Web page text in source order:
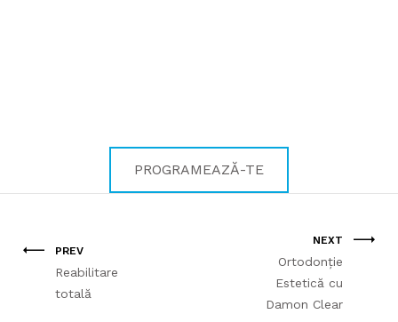
PROGRAMEAZĂ-TE
PREV
Reabilitare
totală
NEXT
Ortodonție
Estetică cu
Damon Clear